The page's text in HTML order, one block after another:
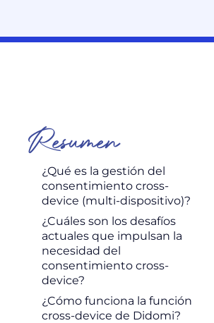
Resumen
¿Qué es la gestión del
consentimiento cross-
device (multi-dispositivo)?
¿Cuáles son los desafíos
actuales que impulsan la
necesidad del
consentimiento cross-
device?
¿Cómo funciona la función
cross-device de Didomi?